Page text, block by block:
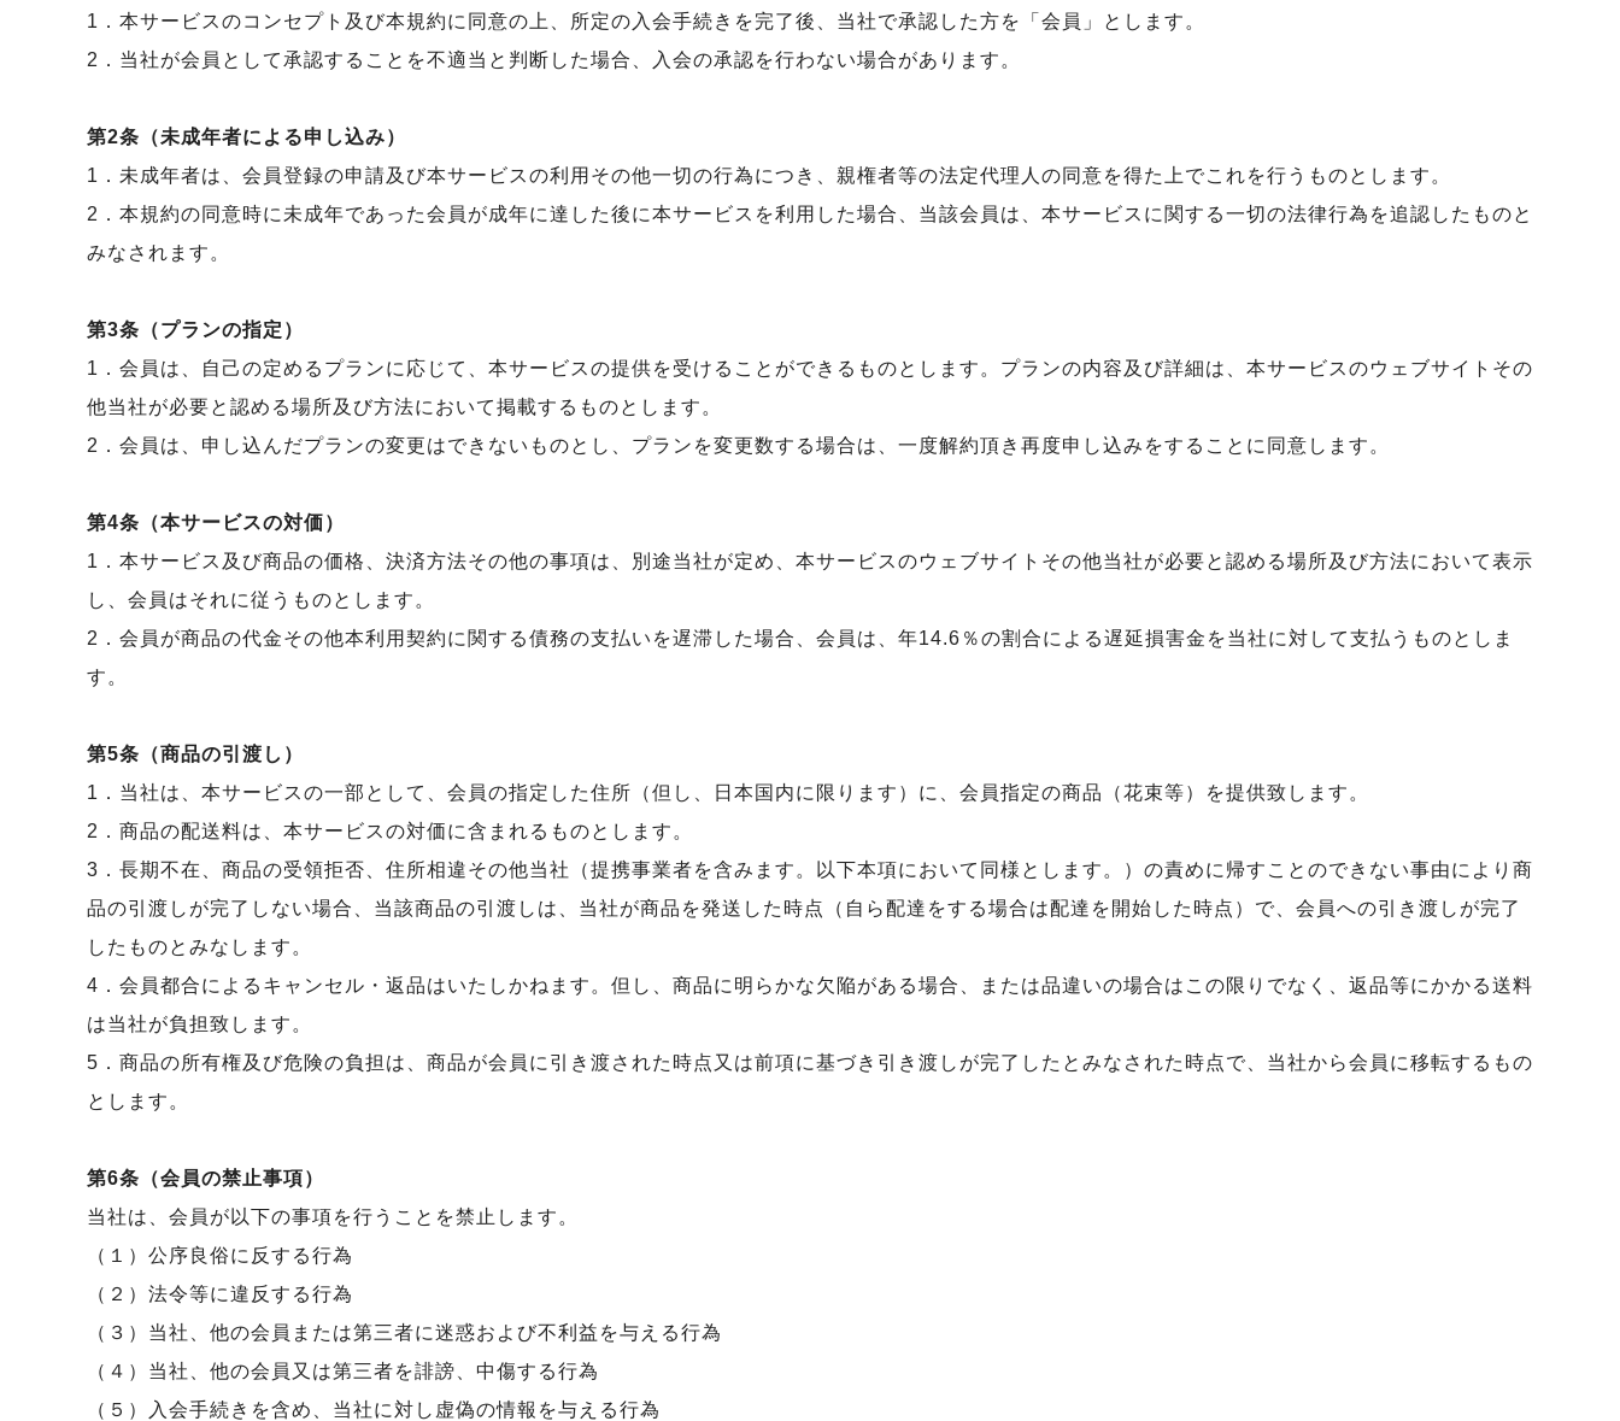
1．本サービスのコンセプト及び本規約に同意の上、所定の入会手続きを完了後、当社で承認した方を「会員」とします。
2．当社が会員として承認することを不適当と判断した場合、入会の承認を行わない場合があります。
第2条（未成年者による申し込み）
1．未成年者は、会員登録の申請及び本サービスの利用その他一切の行為につき、親権者等の法定代理人の同意を得た上でこれを行うものとします。
2．本規約の同意時に未成年であった会員が成年に達した後に本サービスを利用した場合、当該会員は、本サービスに関する一切の法律行為を追認したものと
みなされます。
第3条（プランの指定）
1．会員は、自己の定めるプランに応じて、本サービスの提供を受けることができるものとします。プランの内容及び詳細は、本サービスのウェブサイトその
他当社が必要と認める場所及び方法において掲載するものとします。
2．会員は、申し込んだプランの変更はできないものとし、プランを変更数する場合は、一度解約頂き再度申し込みをすることに同意します。
第4条（本サービスの対価）
1．本サービス及び商品の価格、決済方法その他の事項は、別途当社が定め、本サービスのウェブサイトその他当社が必要と認める場所及び方法において表示
し、会員はそれに従うものとします。
2．会員が商品の代金その他本利用契約に関する債務の支払いを遅滞した場合、会員は、年14.6％の割合による遅延損害金を当社に対して支払うものとしま
す。
第5条（商品の引渡し）
1．当社は、本サービスの一部として、会員の指定した住所（但し、日本国内に限ります）に、会員指定の商品（花束等）を提供致します。
2．商品の配送料は、本サービスの対価に含まれるものとします。
3．長期不在、商品の受領拒否、住所相違その他当社（提携事業者を含みます。以下本項において同様とします。）の責めに帰すことのできない事由により商
品の引渡しが完了しない場合、当該商品の引渡しは、当社が商品を発送した時点（自ら配達をする場合は配達を開始した時点）で、会員への引き渡しが完了
したものとみなします。
4．会員都合によるキャンセル・返品はいたしかねます。但し、商品に明らかな欠陥がある場合、または品違いの場合はこの限りでなく、返品等にかかる送料
は当社が負担致します。
5．商品の所有権及び危険の負担は、商品が会員に引き渡された時点又は前項に基づき引き渡しが完了したとみなされた時点で、当社から会員に移転するもの
とします。
第6条（会員の禁止事項）
当社は、会員が以下の事項を行うことを禁止します。
（１）公序良俗に反する行為
（２）法令等に違反する行為
（３）当社、他の会員または第三者に迷惑および不利益を与える行為
（４）当社、他の会員又は第三者を誹謗、中傷する行為
（５）入会手続きを含め、当社に対し虚偽の情報を与える行為